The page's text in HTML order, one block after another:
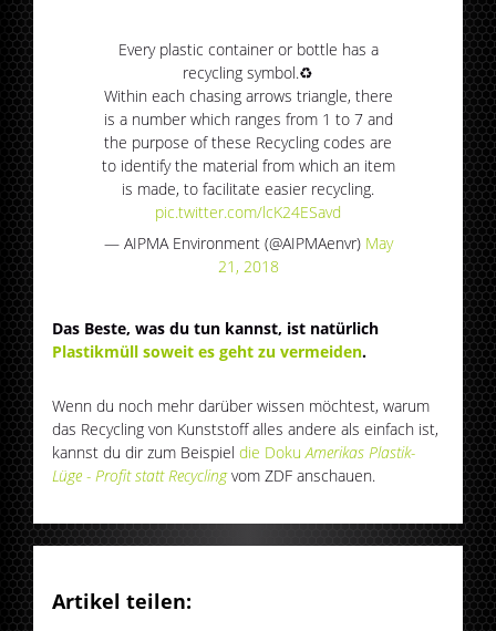
Every plastic container or bottle has a
recycling symbol.♻️
Within each chasing arrows triangle, there
is a number which ranges from 1 to 7 and
the purpose of these Recycling codes are
to identify the material from which an item
is made, to facilitate easier recycling.
pic.twitter.com/lcK24ESavd
— AIPMA Environment (@AIPMAenvr) May
21, 2018
Das Beste, was du tun kannst, ist natürlich
Plastikmüll soweit es geht zu vermeiden.
Wenn du noch mehr darüber wissen möchtest, warum
das Recycling von Kunststoff alles andere als einfach ist,
kannst du dir zum Beispiel die Doku Amerikas Plastik-
Lüge - Profit statt Recycling vom ZDF anschauen.
Artikel teilen: